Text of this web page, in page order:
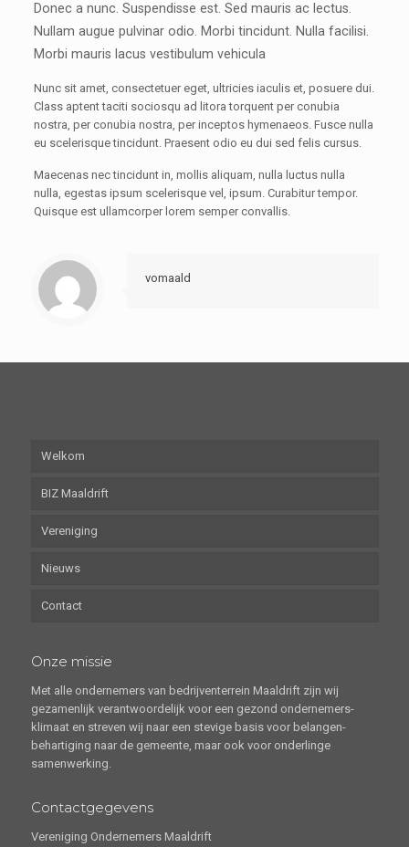
Donec a nunc. Suspendisse est. Sed mauris ac lectus.
Nullam augue pulvinar odio. Morbi tincidunt. Nulla facilisi.
Morbi mauris lacus vestibulum vehicula
Nunc sit amet, consectetuer eget, ultricies iaculis et, posuere dui.
Class aptent taciti sociosqu ad litora torquent per conubia
nostra, per conubia nostra, per inceptos hymenaeos. Fusce nulla
eu scelerisque tincidunt. Praesent odio eu dui sed felis cursus.
Maecenas nec tincidunt in, mollis aliquam, nulla luctus nulla
nulla, egestas ipsum scelerisque vel, ipsum. Curabitur tempor.
Quisque est ullamcorper lorem semper convallis.
vomaald
Welkom
BIZ Maaldrift
Vereniging
Nieuws
Contact
Onze missie
Met alle ondernemers van bedrijventerrein Maaldrift zijn wij
gezamenlijk verantwoordelijk voor een gezond ondernemers-
klimaat en streven wij naar een stevige basis voor belangen-
behartiging naar de gemeente, maar ook voor onderlinge
samenwerking.
Contactgegevens
Vereniging Ondernemers Maaldrift